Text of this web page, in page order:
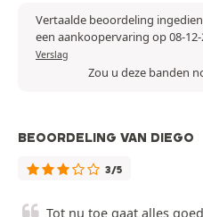
Vertaalde beoordeling
een aankoopervaring op 08-12-
Verslag
Zou u deze banden
BEOORDELING VAN DIEGO
3/5
Tot nu toe gaat alles